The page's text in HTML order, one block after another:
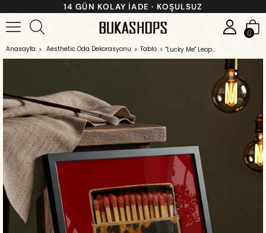
14 GÜN KOLAY İADE · KOŞULSUZ
0
Anasayfa Aesthetic Oda Dekorasyonu Tablo ''Lucky Me'' Leopar Kibrit Kutusu - Siyah Çerçeveli Tablo